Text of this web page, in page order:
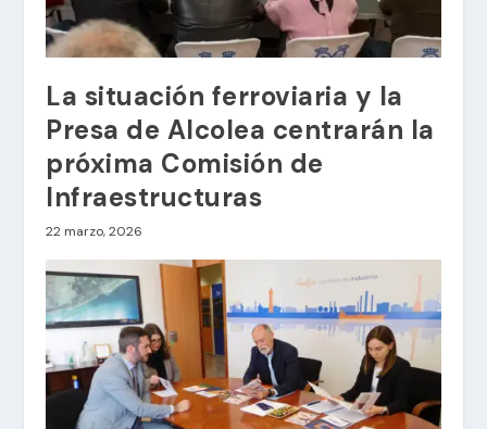
La situación ferroviaria y la
Presa de Alcolea centrarán la
próxima Comisión de
Infraestructuras
22 marzo, 2026